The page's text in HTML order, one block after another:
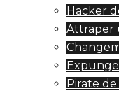
Hacker
Attraper
Pirate